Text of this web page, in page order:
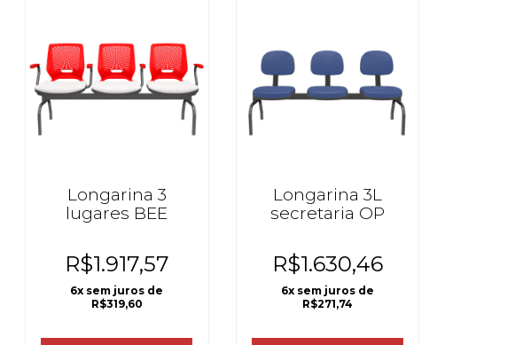
Longarina 3
lugares BEE
R$1.917,57
6x sem juros de
R$319,60
Longarina 3L
secretaria OP
R$1.630,46
6x sem juros de
R$271,74